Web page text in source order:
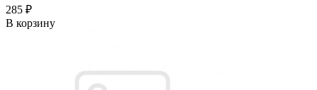
285 ₽
В корзину